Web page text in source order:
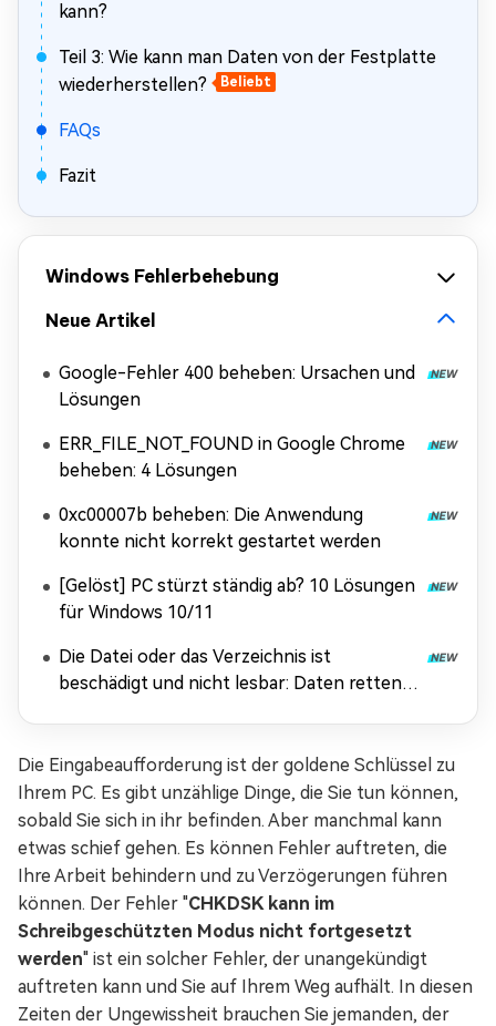
kann?
Teil 3: Wie kann man Daten von der Festplatte
wiederherstellen?
Beliebt
FAQs
Fazit
Windows Fehlerbehebung
Neue Artikel
Google-Fehler 400 beheben: Ursachen und
Lösungen
ERR_FILE_NOT_FOUND in Google Chrome
beheben: 4 Lösungen
0xc00007b beheben: Die Anwendung
konnte nicht korrekt gestartet werden
[Gelöst] PC stürzt ständig ab? 10 Lösungen
für Windows 10/11
Die Datei oder das Verzeichnis ist
beschädigt und nicht lesbar: Daten retten &
Die Eingabeaufforderung ist der goldene Schlüssel zu
Ihrem PC. Es gibt unzählige Dinge, die Sie tun können,
sobald Sie sich in ihr befinden. Aber manchmal kann
etwas schief gehen. Es können Fehler auftreten, die
Ihre Arbeit behindern und zu Verzögerungen führen
können. Der Fehler "CHKDSK kann im
Schreibgeschützten Modus nicht fortgesetzt
werden" ist ein solcher Fehler, der unangekündigt
auftreten kann und Sie auf Ihrem Weg aufhält. In diesen
Zeiten der Ungewissheit brauchen Sie jemanden, der